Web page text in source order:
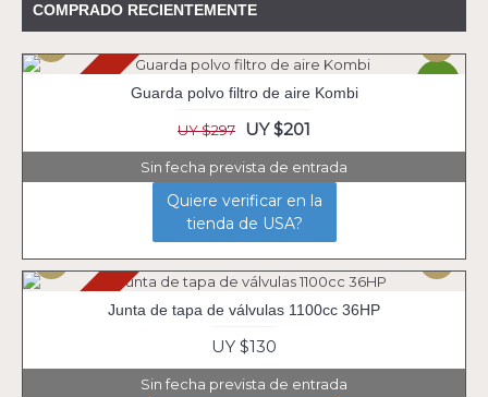
COMPRADO RECIENTEMENTE
Guarda polvo filtro de aire Kombi
UY $297 UY $201
Sin fecha prevista de entrada
Quiere verificar en la
tienda de USA?
Junta de tapa de válvulas 1100cc 36HP
UY $130
Sin fecha prevista de entrada